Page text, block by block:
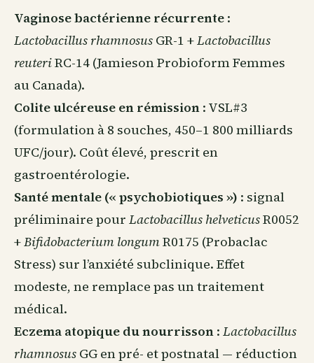
Vaginose bactérienne récurrente :
Lactobacillus rhamnosus GR-1 +Lactobacillus
reuteriRC-14 (Jamieson Probioform Femmes
au Canada).
Colite ulcéreuse en rémission : VSL#3
(formulation à 8 souches, 450–1 800 milliards
UFC/jour). Coût élevé, prescrit en
gastroentérologie.
Santé mentale (« psychobiotiques ») : signal
préliminaire pour Lactobacillus helveticusR0052
+Bifidobacterium longumR0175 (Probaclac
Stress) sur l’anxiété subclinique. Effet
modeste, ne remplace pas un traitement
médical.
Eczema atopique du nourrisson : Lactobacillus
rhamnosus GG en pré- et postnatal — réduction